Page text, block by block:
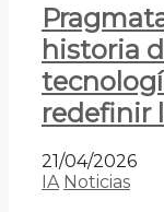
historia
redefinir
21/04/2026
IA Noticias